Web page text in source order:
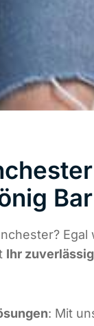
Ihr
: Mit